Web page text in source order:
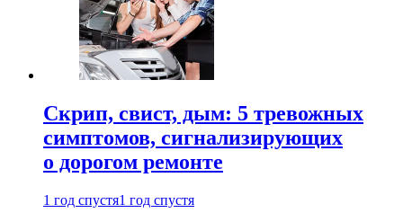
Скрип, свист, дым: 5 тревожных
симптомов, сигнализирующих
о дорогом ремонте
1 год спустя1 год спустя